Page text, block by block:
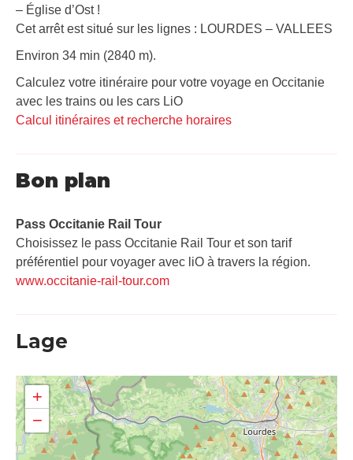
– Église d’Ost !
Cet arrêt est situé sur les lignes : LOURDES – VALLEES
Environ 34 min (2840 m).
Calculez votre itinéraire pour votre voyage en Occitanie
avec les trains ou les cars LiO
Calcul itinéraires et recherche horaires
Bon plan
Pass Occitanie Rail Tour​
Choisissez le pass Occitanie Rail Tour et son tarif
préférentiel pour voyager avec liO à travers la région.
www.occitanie-rail-tour.com
Lage
+
−